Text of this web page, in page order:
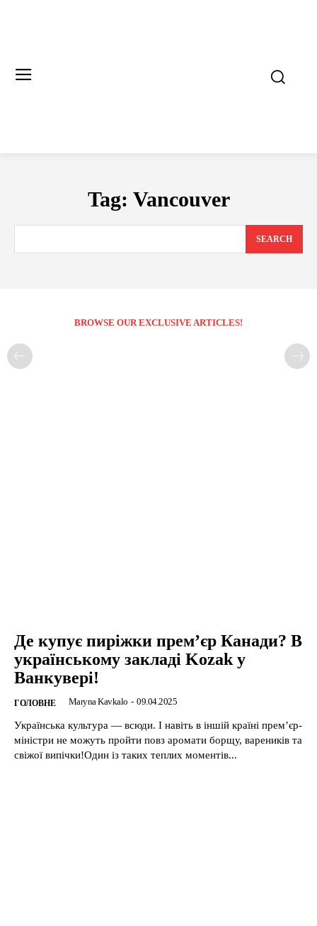
Tag: Vancouver
SEARCH
BROWSE OUR EXCLUSIVE ARTICLES!
Де купує пиріжки прем’єр Канади? В
українському закладі Kozak у
Ванкувері!
ГОЛОВНЕ Maryna Kavkalo - 09.04.2025
Українська культура — всюди. І навіть в іншій країні прем’єр-
міністри не можуть пройти повз аромати борщу, вареників та
свіжої випічки!Один із таких теплих моментів...